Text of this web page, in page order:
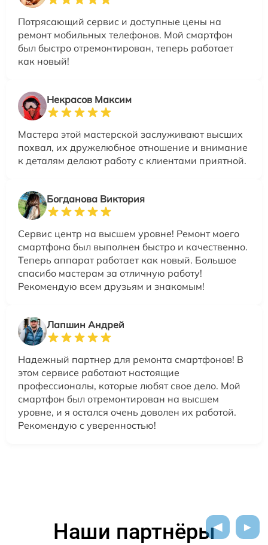
Потрясающий сервис и доступные цены на
ремонт мобильных телефонов. Мой смартфон
был быстро отремонтирован, теперь работает
как новый!
Некрасов Максим
Мастера этой мастерской заслуживают высших
похвал, их дружелюбное отношение и внимание
к деталям делают работу с клиентами приятной.
Богданова Виктория
Сервис центр на высшем уровне! Ремонт моего
смартфона был выполнен быстро и качественно.
Теперь аппарат работает как новый. Большое
спасибо мастерам за отличную работу!
Рекомендую всем друзьям и знакомым!
Лапшин Андрей
Надежный партнер для ремонта смартфонов! В
этом сервисе работают настоящие
профессионалы, которые любят свое дело. Мой
смартфон был отремонтирован на высшем
уровне, и я остался очень доволен их работой.
Рекомендую с уверенностью!
Наши партнёры